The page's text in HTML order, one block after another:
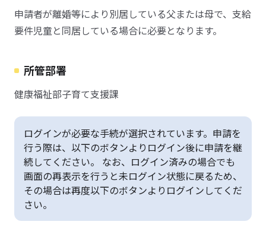
申請者が離婚等により別居している父または母で、支給
要件児童と同居している場合に必要となります。
所管部署
健康福祉部子育て支援課
ログインが必要な手続が選択されています。申請を
行う際は、以下のボタンよりログイン後に申請を継
続してください。 なお、ログイン済みの場合でも
画面の再表示を行うと未ログイン状態に戻るため、
その場合は再度以下のボタンよりログインしてくだ
さい。